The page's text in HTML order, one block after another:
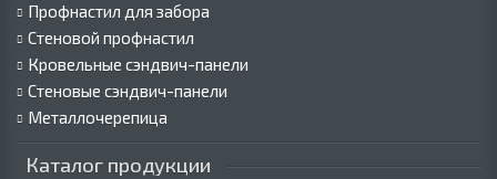
Профнастил для забора
Стеновой профнастил
Кровельные сэндвич-панели
Стеновые сэндвич-панели
Металлочерепица
Каталог продукции